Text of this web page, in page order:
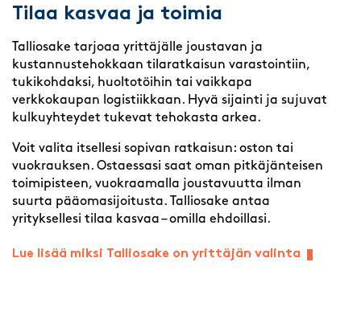
Tilaa kasvaa ja toimia
Talliosake tarjoaa yrittäjälle joustavan ja
kustannustehokkaan tilaratkaisun varastointiin,
tukikohdaksi, huoltotöihin tai vaikkapa
verkkokaupan logistiikkaan. Hyvä sijainti ja sujuvat
kulkuyhteydet tukevat tehokasta arkea.
Voit valita itsellesi sopivan ratkaisun: oston tai
vuokrauksen. Ostaessasi saat oman pitkäjänteisen
toimipisteen, vuokraamalla joustavuutta ilman
suurta pääomasijoitusta. Talliosake antaa
yrityksellesi tilaa kasvaa – omilla ehdoillasi.
Lue lisää miksi Talliosake on yrittäjän valinta